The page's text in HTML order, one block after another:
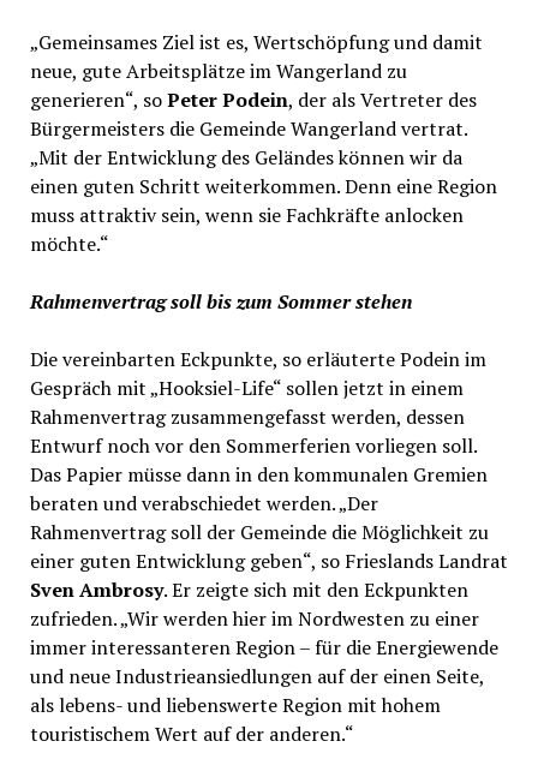
„Gemeinsames Ziel ist es, Wertschöpfung und damit
neue, gute Arbeitsplätze im Wangerland zu
generieren“, soPeter Podein, der als Vertreter des
Bürgermeisters die Gemeinde Wangerland vertrat.
„Mit der Entwicklung des Geländes können wir da
einen guten Schritt weiterkommen. Denn eine Region
muss attraktiv sein, wenn sie Fachkräfte anlocken
möchte.“
Rahmenvertrag soll bis zum Sommer stehen
Die vereinbarten Eckpunkte, so erläuterte Podein im
Gespräch mit „Hooksiel-Life“ sollen jetzt in einem
Rahmenvertrag zusammengefasst werden, dessen
Entwurf noch vor den Sommerferien vorliegen soll.
Das Papier müsse dann in den kommunalen Gremien
beraten und verabschiedet werden. „Der
Rahmenvertrag soll der Gemeinde die Möglichkeit zu
einer guten Entwicklung geben“, so Frieslands Landrat
Sven Ambrosy. Er zeigte sich mit den Eckpunkten
zufrieden. „Wir werden hier im Nordwesten zu einer
immer interessanteren Region – für die Energiewende
und neue Industrieansiedlungen auf der einen Seite,
als lebens- und liebenswerte Region mit hohem
touristischem Wert auf der anderen.“